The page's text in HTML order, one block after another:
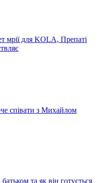
мрії для KOLA, Препаті
співати з Михайлом
та як він готується